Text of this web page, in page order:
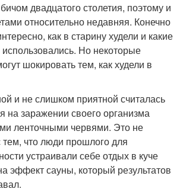
двадцатого столетия, поэтому и
относительно недавняя. Конечно
как в старину худели и какие
Но некоторые
шокировать тем, как худели в
и не слишком приятной считалась
на заражении своего организма
ленточными червями. Это не
что люди прошлого для
устраивали себе отдых в куче
эффект сауны, который результатов